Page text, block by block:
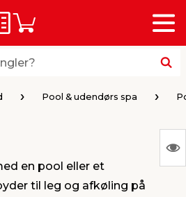
Indkøbskurv
Menu
Pool & udendørs spa
en pool eller et
til leg og afkøling på